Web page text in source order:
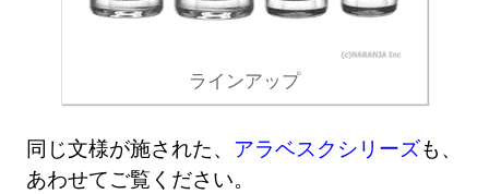
ラインアップ
同じ文様が施された、 アラベスクシリーズも、
あわせてご覧ください。